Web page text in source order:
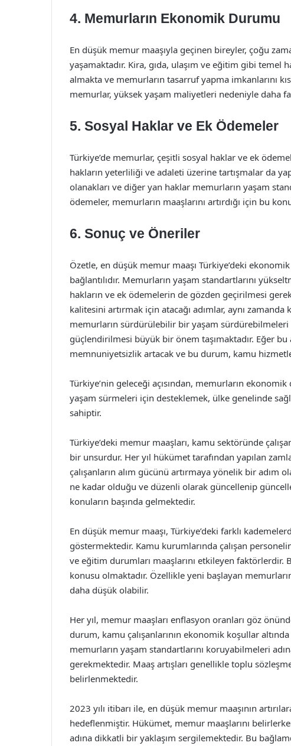
4. Memurların Ekonomik Durumu
En düşük memur maaşıyla geçinen bireyler, çoğu
yaşamaktadır. Kira, gıda, ulaşım ve eğitim gibi temel
almakta ve memurların tasarruf yapma imkanlarını
memurlar, yüksek yaşam maliyetleri nedeniyle daha
5. Sosyal Haklar ve Ek Ödemeler
Türkiye’de memurlar, çeşitli sosyal haklar ve ek
hakların yeterliliği ve adaleti üzerine tartışmalar da
olanakları ve diğer yan haklar memurların yaşam
ödemeler, memurların maaşlarını artırdığı için bu
6. Sonuç ve Öneriler
Özetle, en düşük memur maaşı Türkiye’deki
bağlantılıdır. Memurların yaşam standartlarını
hakların ve ek ödemelerin de gözden geçirilmesi
kalitesini artırmak için atacağı adımlar, aynı
memurların sürdürülebilir bir yaşam sürdürebilmeleri
güçlendirilmesi büyük bir önem taşımaktadır. Eğer bu
memnuniyetsizlik artacak ve bu durum, kamu
Türkiye’nin geleceği açısından, memurların
yaşam sürmeleri için desteklemek, ülke genelinde
sahiptir.
Türkiye’deki memur maaşları, kamu sektöründe
bir unsurdur. Her yıl hükümet tarafından yapılan
çalışanların alım gücünü artırmaya yönelik bir adım
ne kadar olduğu ve düzenli olarak güncellenip
konuların başında gelmektedir.
En düşük memur maaşı, Türkiye’deki farklı
göstermektedir. Kamu kurumlarında çalışan
ve eğitim durumları maaşlarını etkileyen faktörlerdir.
konusu olmaktadır. Özellikle yeni başlayan
daha düşük olabilir.
Her yıl, memur maaşları enflasyon oranları göz
durum, kamu çalışanlarının ekonomik koşullar
memurların yaşam standartlarını koruyabilmeleri
gerekmektedir. Maaş artışları genellikle toplu
belirlenmektedir.
2023 yılı itibarı ile, en düşük memur maaşının
hedeflenmiştir. Hükümet, memur maaşlarını
adına dikkatli bir yaklaşım sergilemektedir. Bu